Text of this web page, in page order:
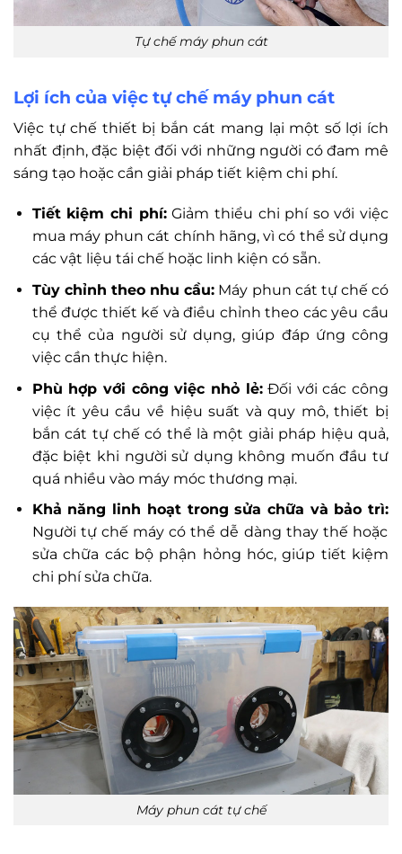
Tự chế máy phun cát
Lợi ích của việc tự chế máy phun cát
Việc tự chế thiết bị bắn cát mang lại một số lợi ích
nhất định, đặc biệt đối với những người có đam mê
sáng tạo hoặc cần giải pháp tiết kiệm chi phí.
Tiết kiệm chi phí:Giảm thiểu chi phí so với việc
mua máy phun cát chính hãng, vì có thể sử dụng
các vật liệu tái chế hoặc linh kiện có sẵn.
Tùy chỉnh theo nhu cầu: Máy phun cát tự chế có
thể được thiết kế và điều chỉnh theo các yêu cầu
cụ thể của người sử dụng, giúp đáp ứng công
việc cần thực hiện.
Phù hợp với công việc nhỏ lẻ:Đối với các công
việc ít yêu cầu về hiệu suất và quy mô, thiết bị
bắn cát tự chế có thể là một giải pháp hiệu quả,
đặc biệt khi người sử dụng không muốn đầu tư
quá nhiều vào máy móc thương mại.
Khả năng linh hoạt trong sửa chữa và bảo trì:
Người tự chế máy có thể dễ dàng thay thế hoặc
sửa chữa các bộ phận hỏng hóc, giúp tiết kiệm
chi phí sửa chữa.
Máy phun cát tự chế